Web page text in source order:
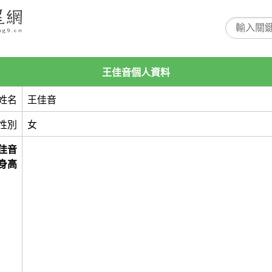
王佳音個人資料
名 王佳音
別 女
音
高